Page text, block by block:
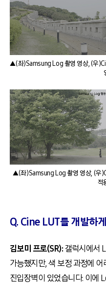
▲(좌)Samsung Log 촬영 영상, (우
▲(좌)Samsung Log 촬영 영상, (우
적
Q. Cine LUT를 개발하
김보미 프로(SR):갤럭시에서
가능했지만, 색 보정 과정에
진입장벽이 있었습니다. 이에